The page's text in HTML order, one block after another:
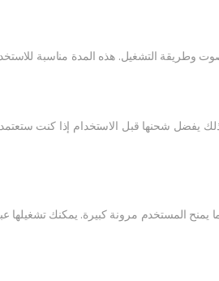
التشغيل. هذه المدة مناسبة
يفضل شحنها قبل الاستخدام إذا كنت ستعتمد
المستخدم مرونة كبيرة. يمكنك تشغيلها